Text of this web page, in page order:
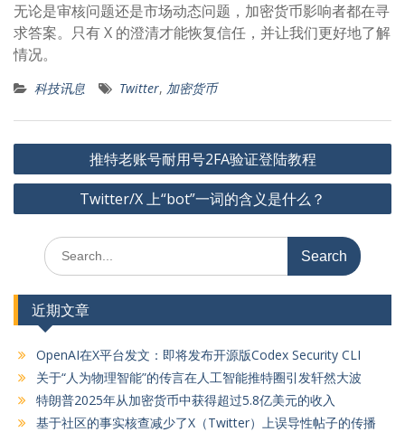
无论是审核问题还是市场动态问题，加密货币影响者都在寻
求答案。只有 X 的澄清才能恢复信任，并让我们更好地了解
情况。
科技讯息 Twitter, 加密货币
文
章
推特老账号耐用号2FA验证登陆教程
Twitter/X 上“bot”一词的含义是什么？
Search
for:
近期文章
OpenAI在X平台发文：即将发布开源版Codex Security CLI
关于“人为物理智能”的传言在人工智能推特圈引发轩然大波
特朗普2025年从加密货币中获得超过5.8亿美元的收入
基于社区的事实核查减少了X（Twitter）上误导性帖子的传播